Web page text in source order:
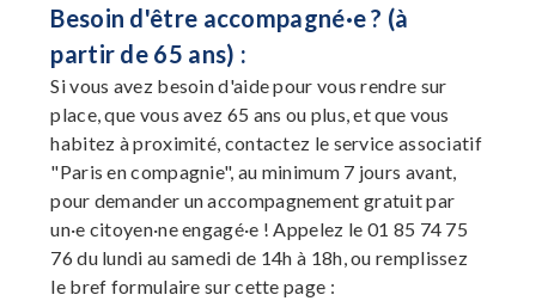
Besoin d'être accompagné·e ? (à
partir de 65 ans) :
Si vous avez besoin d'aide pour vous rendre sur
place, que vous avez 65 ans ou plus, et que vous
habitez à proximité, contactez le service associatif
"Paris en compagnie", au minimum 7 jours avant,
pour demander un accompagnement gratuit par
un·e citoyen·ne engagé·e ! Appelez le 01 85 74 75
76 du lundi au samedi de 14h à 18h, ou remplissez
le bref formulaire sur cette page :